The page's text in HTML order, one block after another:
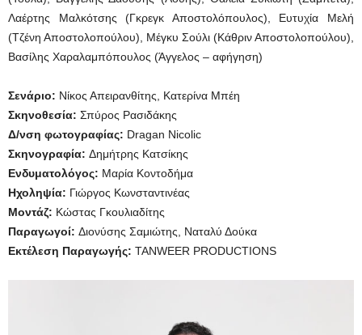
Λαέρτης Μαλκότσης (Γκρεγκ Αποστολόπουλος), Ευτυχία Μελή
(Τζένη Αποστολοπούλου), Μέγκυ Σούλι (Κάθριν Αποστολοπούλου),
Βασίλης Χαραλαμπόπουλος (Άγγελος – αφήγηση)
Σενάριο: Νίκος Απειρανθίτης, Κατερίνα Μπέη
Σκηνοθεσία: Σπύρος Ρασιδάκης
Δ/νση φωτογραφίας: Dragan Nicolic
Σκηνογραφία: Δημήτρης Κατσίκης
Ενδυματολόγος: Μαρία Κοντοδήμα
Ηχοληψία: Γιώργος Κωνσταντινέας
Μοντάζ: Κώστας Γκουλιαδίτης
Παραγωγοί: Διονύσης Σαμιώτης, Ναταλύ Δούκα
Εκτέλεση Παραγωγής: TANWEER PRODUCTIONS